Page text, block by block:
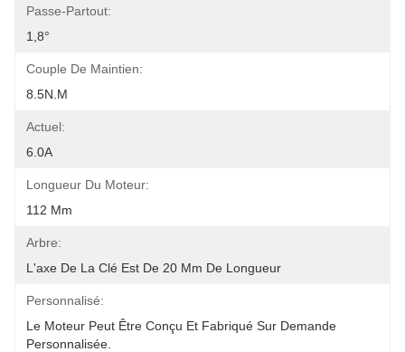
Passe-Partout:
1,8°
Couple De Maintien:
8.5N.m
Actuel:
6.0A
Longueur Du Moteur:
112 Mm
Arbre:
L'axe De La Clé Est De 20 Mm De Longueur
Personnalisé:
Le Moteur Peut Être Conçu Et Fabriqué Sur Demande
Personnalisée.